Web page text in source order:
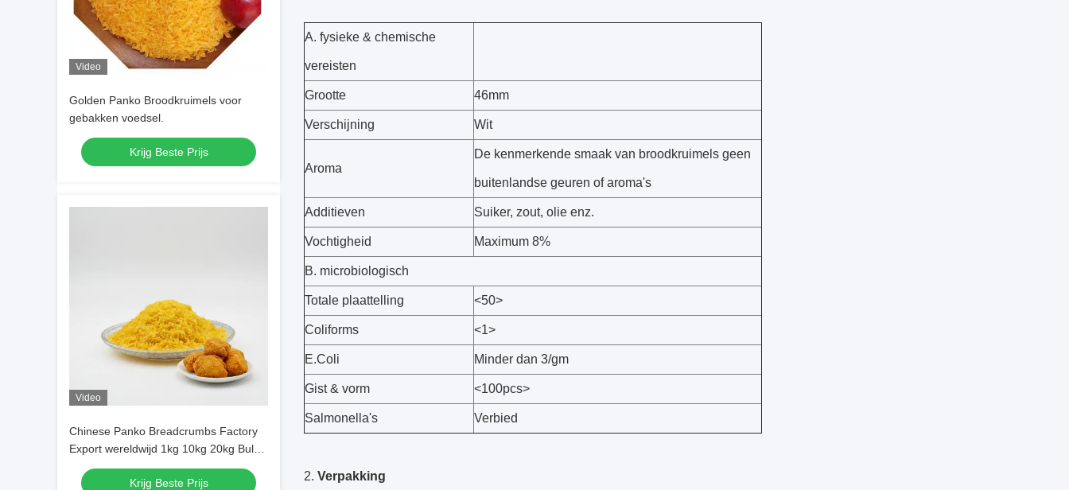
Video
Golden Panko Broodkruimels voor
gebakken voedsel.
Krijg Beste Prijs
Video
Chinese Panko Breadcrumbs Factory
Export wereldwijd 1kg 10kg 20kg Bulk
Packaging
Krijg Beste Prijs
A. fysieke & chemische
vereisten
Grootte 46mm
Verschijning Wit
Aroma
De kenmerkende smaak van broodkruimels geen
buitenlandse geuren of aroma's
Additieven Suiker, zout, olie enz.
Vochtigheid Maximum 8%
B. microbiologisch
Totale plaattelling <50>
Coliforms <1>
E.Coli Minder dan 3/gm
Gist & vorm <100pcs>
Salmonella's Verbied
2. Verpakking